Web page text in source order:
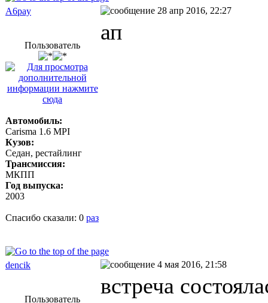
A6pay 28 апр 2016, 22:27
Пользователь
Автомобиль:
Carisma 1.6 MPI
Кузов:
Седан, рестайлинг
Трансмиссия:
МКПП
Год выпуска:
2003
Спасибо сказали: 0 раз
ап
dencik 4 мая 2016, 21:58
Пользователь
встреча